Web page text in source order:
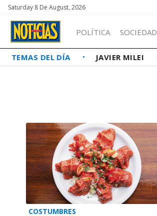
Saturday 8 De August, 2026
POLÍTICA SOCIEDAD
TEMAS DEL DÍA JAVIER MILEI
COSTUMBRES